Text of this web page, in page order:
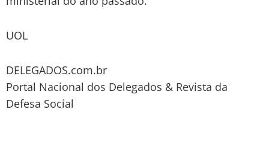
UOL
DELEGADOS.com.br
Portal Nacional dos Delegados & Revista da
Defesa Social